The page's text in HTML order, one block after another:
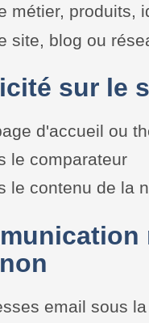
métier, produits,
site, blog ou
sur le
d'accueil ou
le comparateur
le contenu de la
email sous